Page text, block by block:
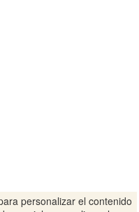
personalizar el contenido